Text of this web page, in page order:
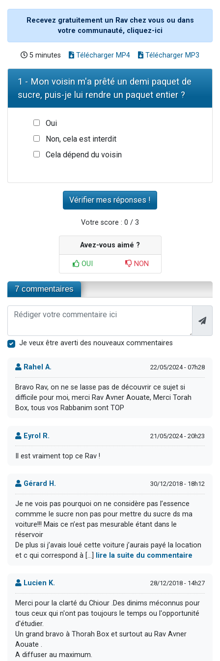
Recevez gratuitement un Rav chez vous ou dans
votre communauté, cliquez-ici
5 minutes Télécharger MP4 Télécharger MP3
1 - Mon voisin m'a prêté un demi paquet de
sucre, puis-je lui rendre un paquet entier ?
Oui
Non, cela est interdit
Cela dépend du voisin
Votre score : 0 / 3
Avez-vous aimé ?
OUI NON
7 commentaires
Je veux être averti des nouveaux commentaires
Rahel A. 22/05/2024 - 07h28
Bravo Rav, on ne se lasse pas de découvrir ce sujet si
difficile pour moi, merci Rav Avner Aouate, Merci Torah
Box, tous vos Rabbanim sont TOP
Eyrol R. 21/05/2024 - 20h23
Il est vraiment top ce Rav !
Gérard H. 30/12/2018 - 18h12
Je ne vois pas pourquoi on ne considère pas l’essence
commme le sucre non pas pour mettre du sucre ds ma
voiture!!! Mais ce n’est pas mesurable étant dans le
réservoir
De plus si j’avais loué cette voiture j’aurais payé la location
et c qui correspond à [...]
lire la suite du commentaire
Lucien K. 28/12/2018 - 14h27
Merci pour la clarté du Chiour .Des dinims méconnus pour
tous ceux qui n'ont pas toujours le temps ou l'opportunité
d'étudier.
Un grand bravo à Thorah Box et surtout au Rav Avner
Aouate .
A diffuser au maximum.